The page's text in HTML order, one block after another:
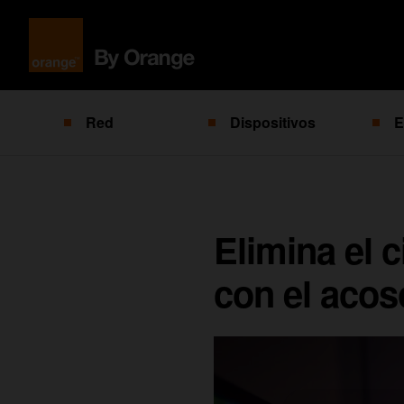
Red Dispositivos
Elimina el
con el